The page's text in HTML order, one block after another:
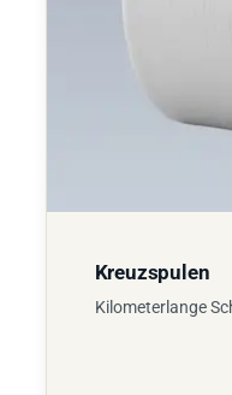
Kreuzspulen
Kilometerlange